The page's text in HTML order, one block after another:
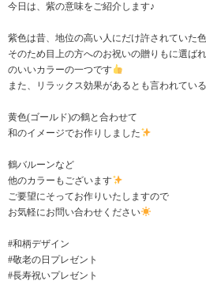
今日は、紫の意味をご紹介します♪
紫色は昔、地位の高い人にだけ許されていた
そのため目上の方へのお祝いの贈りもに選ば
のいいカラーの一つです
また、リラックス効果があるとも言われてい
黄色(ゴールド)の鶴と合わせて
和のイメージでお作りしました
鶴バルーンなど
他のカラーもございます
ご要望にそってお作りいたしますので
お気軽にお問い合わせください
#和柄デザイン
#敬老の日プレゼント
#長寿祝いプレゼント